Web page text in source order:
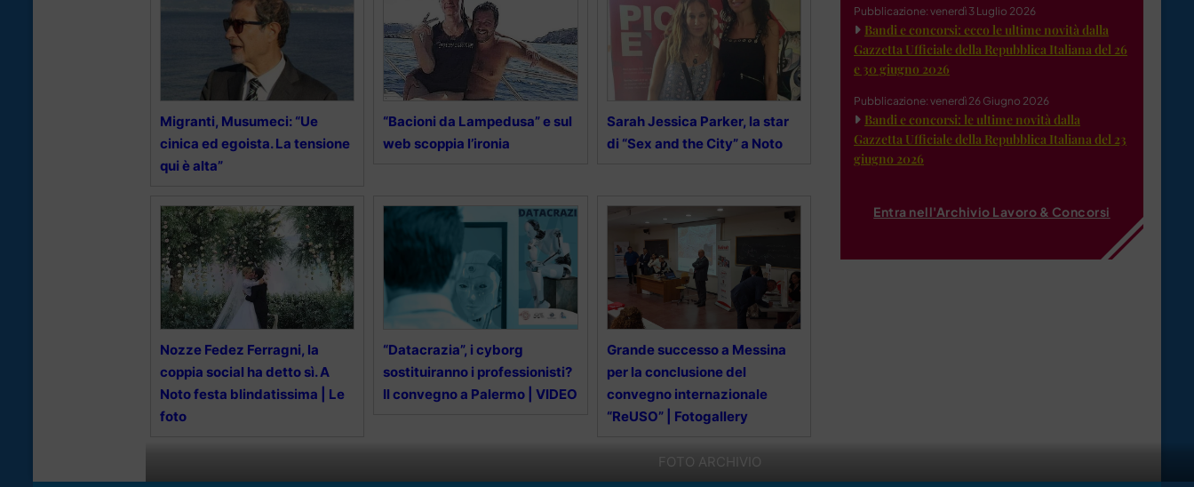
FOTO ARCHIVIO
Migranti, Musumeci: “Ue
cinica ed egoista. La tensione
qui è alta”
“Bacioni da Lampedusa” e sul
web scoppia l’ironia
Sarah Jessica Parker, la star
di “Sex and the City” a Noto
Nozze Fedez Ferragni, la
coppia social ha detto sì. A
Noto festa blindatissima | Le
foto
“Datacrazia”, i cyborg
sostituiranno i professionisti?
Il convegno a Palermo | VIDEO
Grande successo a Messina
per la conclusione del
convegno internazionale
“ReUSO” | Fotogallery
Pubblicazione: venerdì 3 Luglio 2026
Bandi e concorsi: ecco le ultime novità dalla
Gazzetta Ufficiale della Repubblica Italiana del 26
e 30 giugno 2026
Pubblicazione: venerdì 26 Giugno 2026
Bandi e concorsi: le ultime novità dalla
Gazzetta Ufficiale della Repubblica Italiana del 23
giugno 2026
Entra nell'Archivio Lavoro & Concorsi